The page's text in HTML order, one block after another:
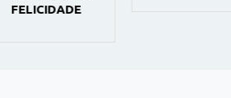
FELICIDADE